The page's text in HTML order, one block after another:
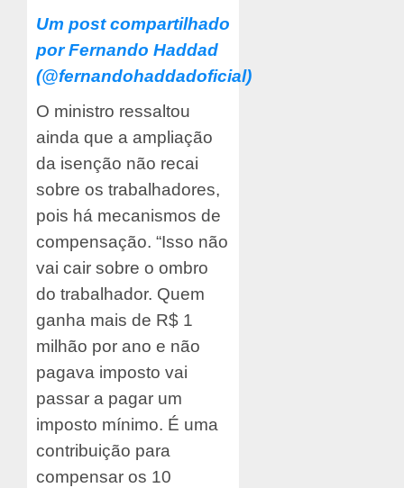
Um post compartilhado
por Fernando Haddad
(@fernandohaddadoficial)
O ministro ressaltou
ainda que a ampliação
da isenção não recai
sobre os trabalhadores,
pois há mecanismos de
compensação. “Isso não
vai cair sobre o ombro
do trabalhador. Quem
ganha mais de R$ 1
milhão por ano e não
pagava imposto vai
passar a pagar um
imposto mínimo. É uma
contribuição para
compensar os 10